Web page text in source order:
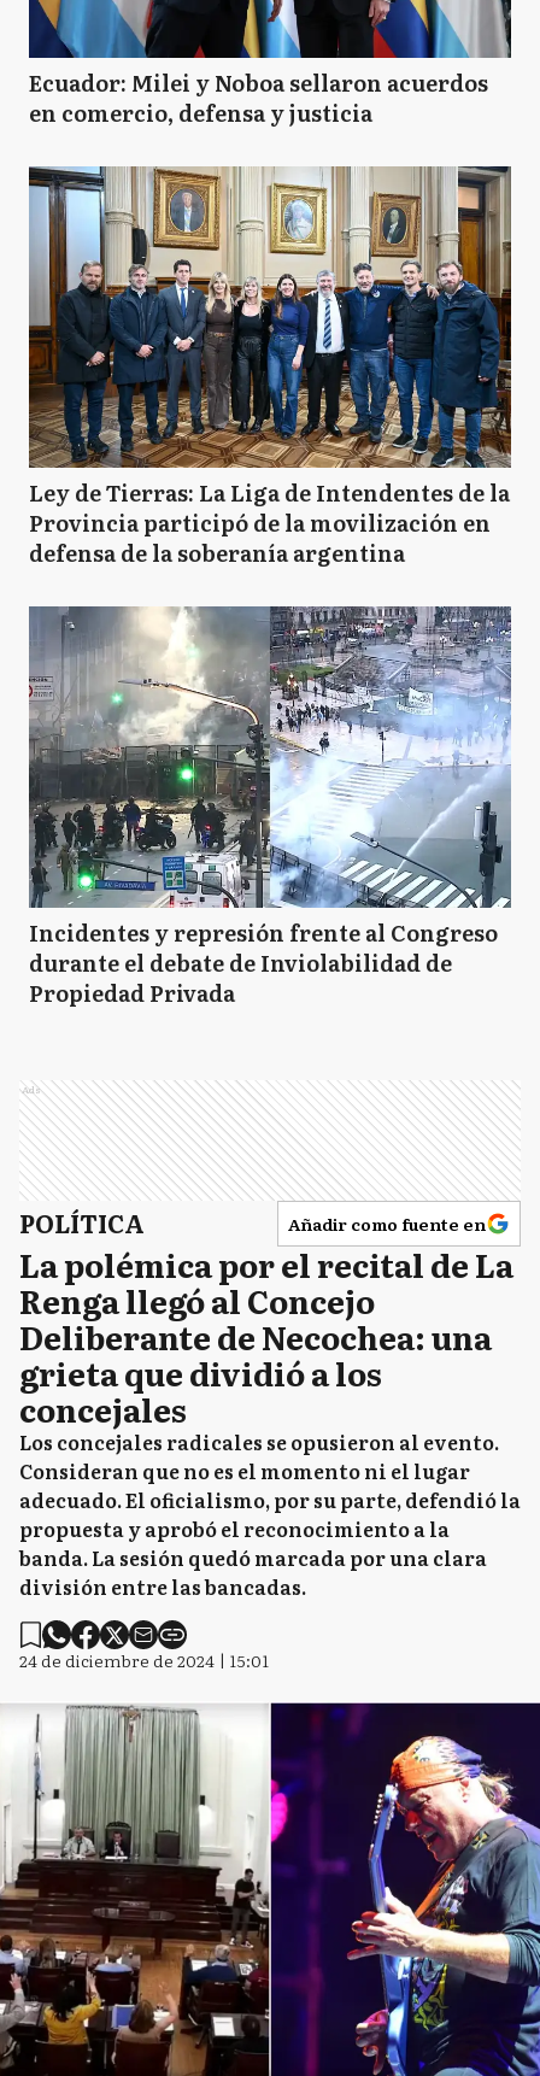
Ecuador: Milei y Noboa sellaron acuerdos
en comercio, defensa y justicia
Ley de Tierras: La Liga de Intendentes de la
Provincia participó de la movilización en
defensa de la soberanía argentina
Incidentes y represión frente al Congreso
durante el debate de Inviolabilidad de
Propiedad Privada
Ads
POLÍTICA Añadir como fuente en
La polémica por el recital de La
Renga llegó al Concejo
Deliberante de Necochea: una
grieta que dividió a los
concejales
Los concejales radicales se opusieron al evento.
Consideran que no es el momento ni el lugar
adecuado. El oficialismo, por su parte, defendió la
propuesta y aprobó el reconocimiento a la
banda. La sesión quedó marcada por una clara
división entre las bancadas.
24 de diciembre de 2024 | 15:01